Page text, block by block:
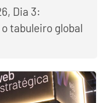
Dia 3:
tabuleiro global